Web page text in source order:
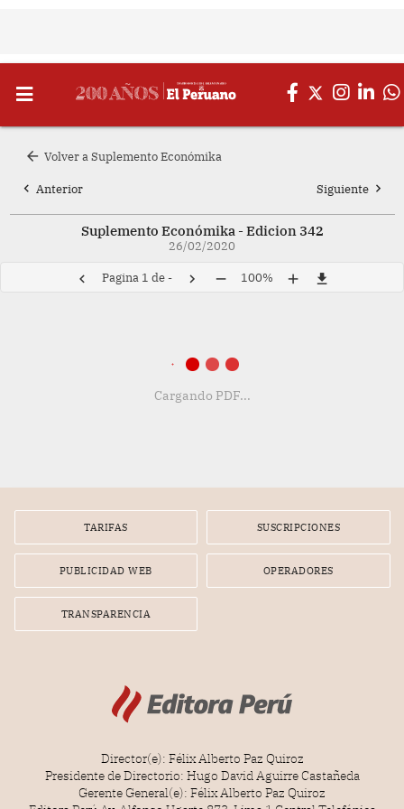
arrow_back Volver a Suplemento Económika
chevron_left Anterior Siguiente chevron_right
Suplemento Económika - Edicion 342
26/02/2020
chevron_left Pagina 1 de- chevron_right remove 100% add file_download
Cargando PDF...
TARIFAS SUSCRIPCIONES
PUBLICIDAD WEB OPERADORES
TRANSPARENCIA
Director(e): Félix Alberto Paz Quiroz
Presidente de Directorio: Hugo David Aguirre Castañeda
Gerente General(e): Félix Alberto Paz Quiroz